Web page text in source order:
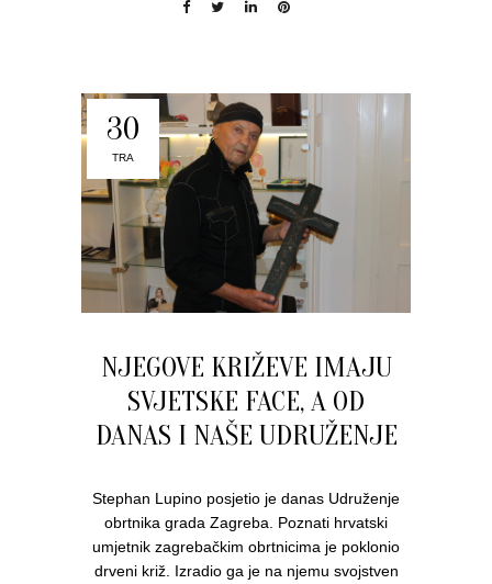
30
TRA
NJEGOVE KRIŽEVE IMAJU
SVJETSKE FACE, A OD
DANAS I NAŠE UDRUŽENJE
Stephan Lupino posjetio je danas Udruženje
obrtnika grada Zagreba. Poznati hrvatski
umjetnik zagrebačkim obrtnicima je poklonio
drveni križ. Izradio ga je na njemu svojstven